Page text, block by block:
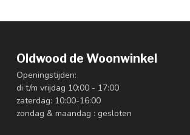
Oldwood de Woonwinkel
Openingstijden:
di t/m vrijdag 10:00 - 17:00
zaterdag: 10:00-16:00
zondag & maandag : gesloten